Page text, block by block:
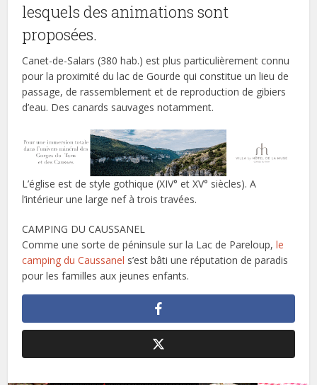
lesquels des animations sont
proposées.
Canet-de-Salars (380 hab.) est plus particulièrement connu
pour la proximité du lac de Gourde qui constitue un lieu de
passage, de rassemblement et de reproduction de gibiers
d’eau. Des canards sauvages notamment.
L’église est de style gothique (XIV° et XV° siècles). A
l’intérieur une large nef à trois travées.
CAMPING DU CAUSSANEL
Comme une sorte de péninsule sur la Lac de Pareloup,le
camping du Caussanel s’est bâti une réputation de paradis
pour les familles aux jeunes enfants.